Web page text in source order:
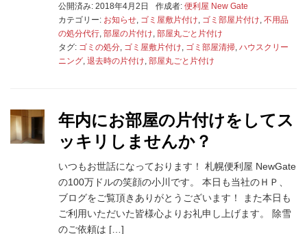
公開済み: 2018年4月2日 作成者: 便利屋 New Gate
カテゴリー: お知らせ ゴミ屋敷片付け ゴミ部屋片付け 不用品
の処分代行 部屋の片付け 部屋丸ごと片付け
タグ: ゴミの処分 ゴミ屋敷片付け ゴミ部屋清掃 ハウスクリー
ニング 退去時の片付け 部屋丸ごと片付け
年内にお部屋の片付けをしてス
ッキリしませんか？
いつもお世話になっております！ 札幌便利屋 NewGate
の100万ドルの笑顔の小川です。 本日も当社のＨＰ、
ブログをご覧頂きありがとうございます！ また本日も
ご利用いただいた皆様心よりお礼申し上げます。 除雪
のご依頼は […]